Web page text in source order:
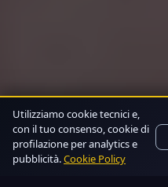
Utilizziamo cookie tecnici e,
con il tuo consenso, cookie di
profilazione per analytics e
pubblicità.Cookie Policy